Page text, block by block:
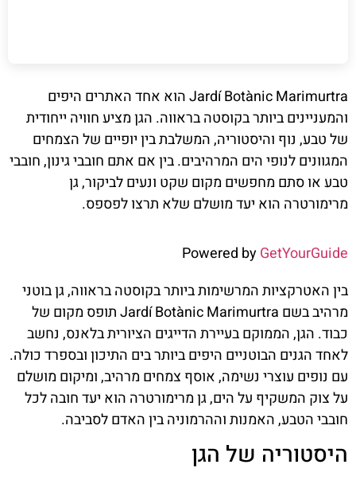
Jardí Botànic Marimurtra הוא אחד האתרים היפים
והמעניינים ביותר בקוסטה בראווה. הגן מציע חוויה ייחודית
של טבע, נוף והיסטוריה, המשלבת בין יופיים של הצמחים
המגוונים לנופי הים המרהיבים. בין אם אתם חובבי גינון, חובבי
טבע או סתם מחפשים מקום שקט ונעים לביקור, גן
מרימורטרה הוא יעד מושלם שלא תרצו לפספס.
Powered byGetYourGuide
בין האטרקציות המרשימות ביותר בקוסטה בראווה, גן בוטני
מרהיב בשם Jardí Botànic Marimurtra תופס מקום של
כבוד. הגן, הממוקם בעיירת הדייגים הציורית בלאנס, נחשב
לאחד הגנים הבוטניים היפים ביותר בים התיכון ובספרד כולה.
עם נופים עוצרי נשימה, אוסף צמחים מרהיב, ומיקום מושלם
על צוק המשקיף על הים, גן מרימורטרה הוא יעד חובה לכל
חובבי הטבע, האמנות וההרמוניה בין האדם לסביבה.
היסטוריה של הגן